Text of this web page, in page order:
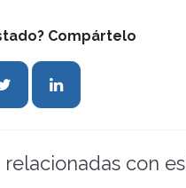
Compártelo
relacionadas con